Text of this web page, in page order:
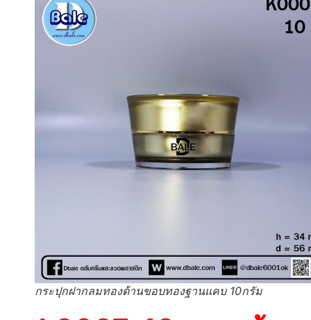
กระปุกฝากลมทองด้านขอบทองฐานแคบ 10กรัม